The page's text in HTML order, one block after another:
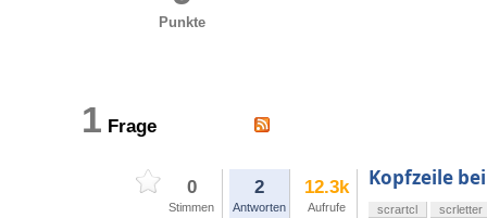
Punkte
1 Frage
0
Stimmen
2
Antworten
12.3k
Aufrufe
Kopfzeile
scrartcl scrletter